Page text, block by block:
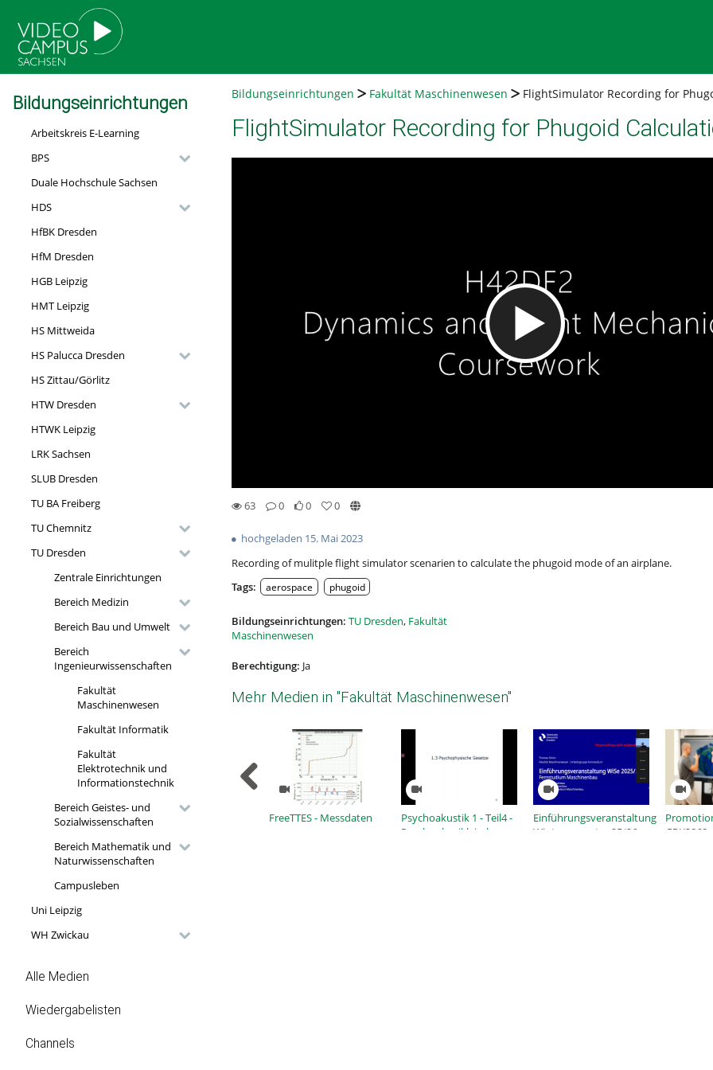
Bildungseinrichtungen
Arbeitskreis E-Learning
BPS
Duale Hochschule Sachsen
HDS
HfBK Dresden
HfM Dresden
HGB Leipzig
HMT Leipzig
HS Mittweida
HS Palucca Dresden
HS Zittau/Görlitz
HTW Dresden
HTWK Leipzig
LRK Sachsen
SLUB Dresden
TU BA Freiberg
TU Chemnitz
TU Dresden
Zentrale Einrichtungen
Bereich Medizin
Bereich Bau und Umwelt
Bereich
Ingenieurwissenschaften
Fakultät
Maschinenwesen
Fakultät Informatik
Fakultät
Elektrotechnik und
Informationstechnik
Bereich Geistes- und
Sozialwissenschaften
Bereich Mathematik und
Naturwissenschaften
Campusleben
Uni Leipzig
WH Zwickau
Alle Medien
Wiedergabelisten
Channels
Bildungseinrichtungen Fakultät Maschinenwesen FlightSimulator Recording for
FlightSimulator Recording for Phugoid
Video abspielen
63
0
0
0
hochgeladen 15. Mai 2023
Recording of mulitple flight simulator scenarien to calculate the phugoid mode of an airplane.
Tags:
aerospace phugoid
Bildungseinrichtungen: TU Dresden, Fakultät
Maschinenwesen
Berechtigung: Ja
Mehr Medien in "Fakultät Maschinenwesen"
FreeTTES - Messdaten
Psychoakustik 1 - Teil4 -
Psychophysiklaische
Einführungsveranstaltung
Wintersemester 25/26
GRK2868